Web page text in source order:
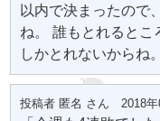
以内で決まったので
ね。 誰もとれると
しかとれないからね
投稿者 匿名 さん 2018年